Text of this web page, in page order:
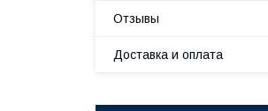
Отзывы
Доставка и оплата